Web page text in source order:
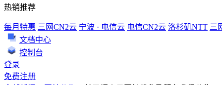
热销推荐
每月特惠 三网CN2云 宁波 · 电信云 电信CN2云 洛杉矶NTT 三
文档中心
控制台
登录
免费注册